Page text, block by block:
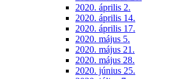
2020. április 2.
2020. április 14.
2020. április 17.
2020. május 5.
2020. május 21.
2020. május 28.
2020. június 25.